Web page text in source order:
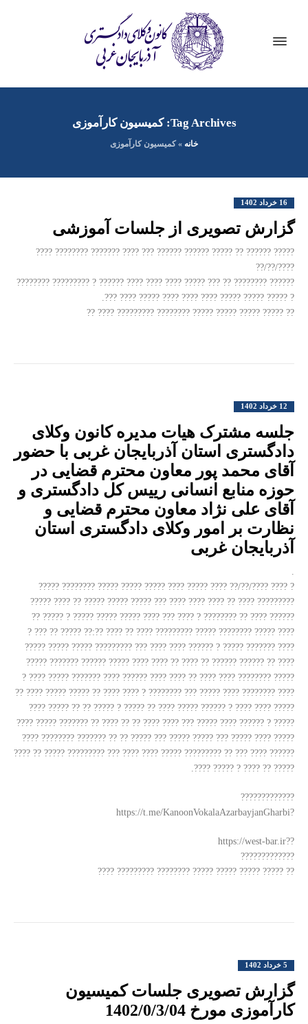
Tag Archives: کمیسیون کارآموزی
خانه »کمیسیون کارآموزی
16 خرداد 1402
گزارش تصویری از جلسات آموزشی
????? ?????? ?? ????? ?????? ?????? ??? ???? ??????? ???????? ????
????/??/??
?????? ???????? ?? ??? ????? ???? ???? ???? ?????? ? ????????? ????????
? ????? ????? ????? ???? ???? ???? ????? ???? ???.
?? ????? ????? ????? ????? ???????? ????????? ???? ??
12 خرداد 1402
جلسه مشترک هیات مدیره کانون وکلای
دادگستری استان آذربایجان غربی با حضور
آقای محمد پور معاون محترم قضایی در
حوزه منابع انسانی رییس کل دادگستری و
آقای علی نژاد معاون محترم قضایی و
نظارت بر امور وکلای دادگستری استان
آذربایجان غربی
.
? ???? ????/??/?? ???? ????? ???? ????? ????? ????? ???????? ?????
????????? ???? ?? ???? ???? ???? ??? ????? ????? ????? ?? ???? ?????
?????? ???? ?? ???????? ? ???? ??? ???? ????? ????? ????? ? ????? ??
???? ????? ???????? ????? ????????? ???? ?? ???? ??:?? ????? ?? ??? ?
???? ??????? ????? ? ?????? ???? ???? ??? ????????? ????? ????? ?????
???? ?? ?????? ?????? ?? ???? ?? ???? ???? ????? ?????? ??????? ?????
????? ???????? ???? ???? ?? ???? ???? ?????? ???? ??????? ????? ???? ?
???? ???????? ???? ????? ??? ???????? ? ???? ???? ?? ????? ????? ???? ??
????? ???? ???? ? ?????? ????? ???? ?? ????? ? ????? ?? ?? ????? ????
????? ? ?????? ???? ????? ??? ???? ???? ?? ?? ???? ?? ??????? ????? ????
????? ???? ????? ??? ????? ????? ??? ????? ?? ?? ??????? ???????? ????
?????? ???? ??? ?? ????????? ????? ???? ???? ??? ????????? ????? ?? ????
????? ?? ???? ? ????? ????.
?????????????
?https://t.me/KanoonVokalaAzarbayjanGharbi
??https://west-bar.ir
?????????????
?? ????? ????? ????? ????? ???????? ????????? ????
5 خرداد 1402
گزارش تصویری جلسات کمیسیون
کارآموزی مورخ 1402/0/3/04